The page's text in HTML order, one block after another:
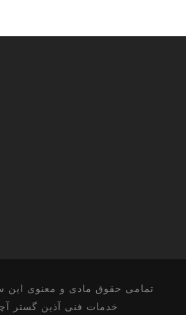
تمامی حقوق مادی و معنوی این
خدمات فنی آذین گستر